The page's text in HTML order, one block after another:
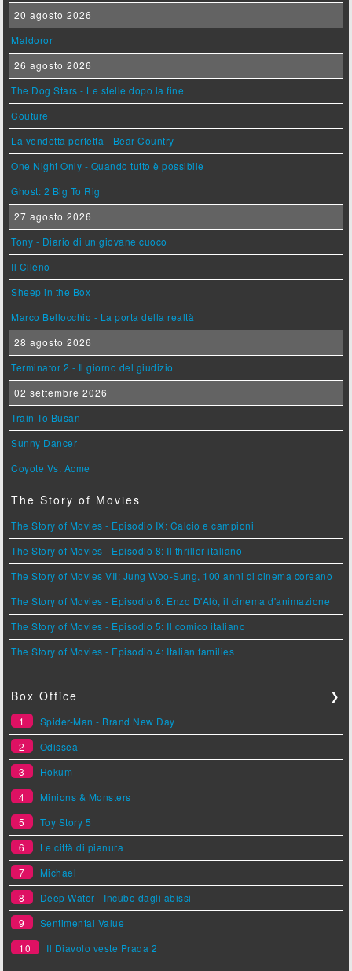
20 agosto 2026
Maldoror
26 agosto 2026
The Dog Stars - Le stelle dopo la fine
Couture
La vendetta perfetta - Bear Country
One Night Only - Quando tutto è possibile
Ghost: 2 Big To Rig
27 agosto 2026
Tony - Diario di un giovane cuoco
Il Cileno
Sheep in the Box
Marco Bellocchio - La porta della realtà
28 agosto 2026
Terminator 2 - Il giorno del giudizio
02 settembre 2026
Train To Busan
Sunny Dancer
Coyote Vs. Acme
The Story of Movies
The Story of Movies - Episodio IX: Calcio e campioni
The Story of Movies - Episodio 8: Il thriller italiano
The Story of Movies VII: Jung Woo-Sung, 100 anni di cinema coreano
The Story of Movies - Episodio 6: Enzo D'Alò, il cinema d'animazione
The Story of Movies - Episodio 5: Il comico italiano
The Story of Movies - Episodio 4: Italian families
Box Office ❯
1
Spider-Man - Brand New Day
2
Odissea
3
Hokum
4
Minions & Monsters
5
Toy Story 5
6
Le città di pianura
7
Michael
8
Deep Water - Incubo dagli abissi
9
Sentimental Value
10
Il Diavolo veste Prada 2